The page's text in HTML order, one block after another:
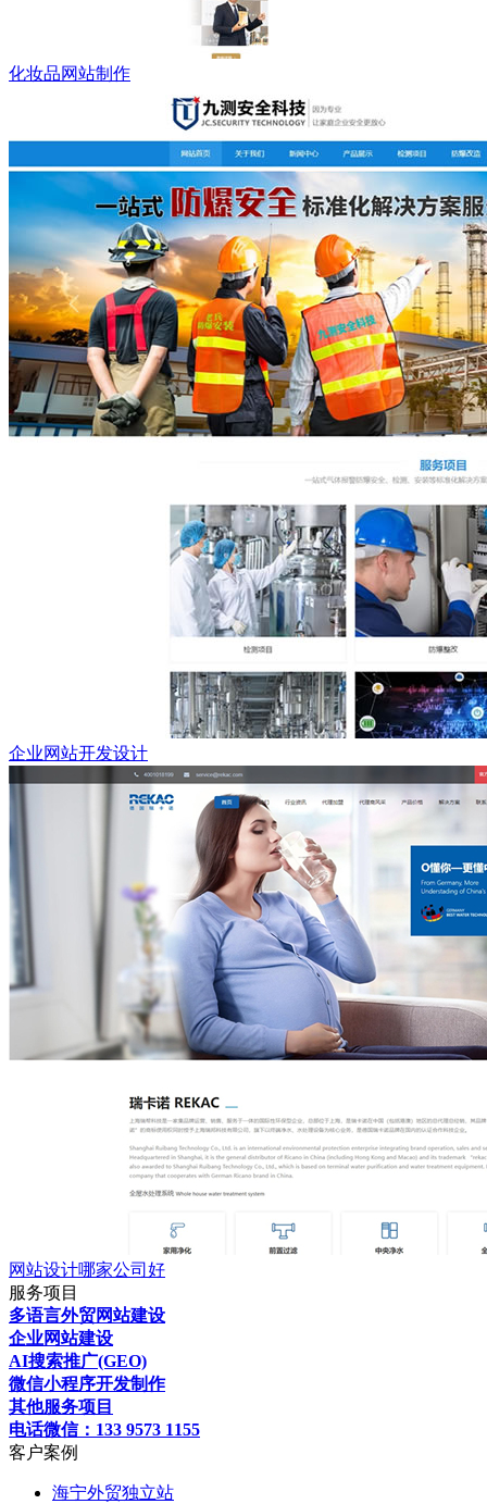
化妆品网站制作
企业网站开发设计
网站设计哪家公司好
服务项目
多语言外贸网站建设
企业网站建设
AI搜索推广(GEO)
微信小程序开发制作
其他服务项目
电话微信：133 9573 1155
客户案例
海宁外贸独立站